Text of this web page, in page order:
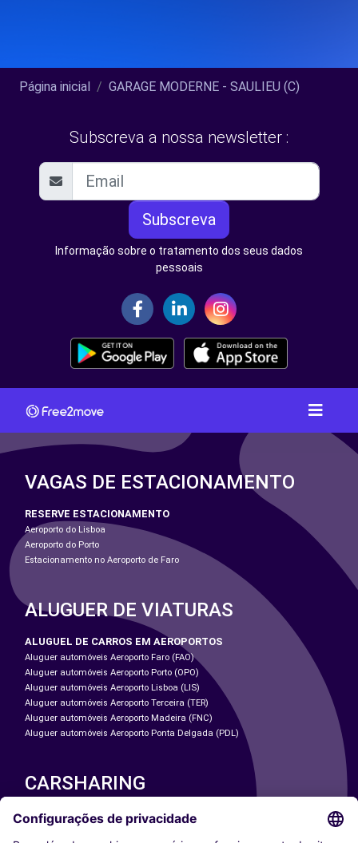
Página inicial GARAGE MODERNE - SAULIEU (C)
Subscreva a nossa newsletter :
Subscreva
Informação sobre o tratamento dos seus dados
pessoais
VAGAS DE ESTACIONAMENTO
RESERVE ESTACIONAMENTO
Aeroporto do Lisboa
Aeroporto do Porto
Estacionamento no Aeroporto de Faro
ALUGUER DE VIATURAS
ALUGUEL DE CARROS EM AEROPORTOS
Aluguer automóveis Aeroporto Faro (FAO)
Aluguer automóveis Aeroporto Porto (OPO)
Aluguer automóveis Aeroporto Lisboa (LIS)
Aluguer automóveis Aeroporto Terceira (TER)
Aluguer automóveis Aeroporto Madeira (FNC)
Aluguer automóveis Aeroporto Ponta Delgada (PDL)
CARSHARING
NOSSAS CIDADES